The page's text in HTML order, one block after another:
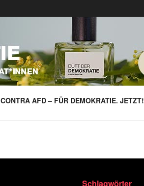
CONTRA AFD – FÜR DEMOKRATIE. JETZT!
Schlagwörter